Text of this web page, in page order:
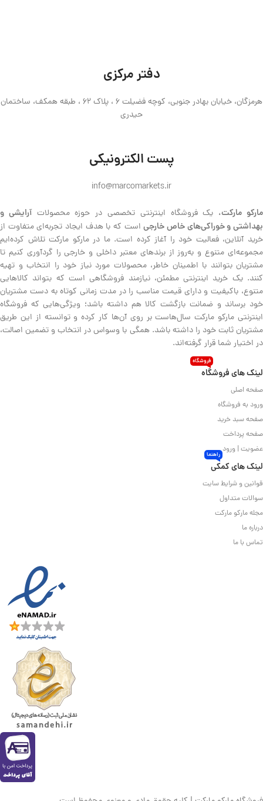
دفتر مرکزی
هرمزگان، خیابان بهادر جنوبی، کوچه فضیلت 6 ، پلاک 62 ، طبقه همکف، ساختمان
حیدری
پست الکترونیکی
info@marcomarkets.ir
مارکو مارکت، یک فروشگاه اینترنتی تخصصی در حوزه محصولاتآرایشی و
بهداشتی و خوراکی‌های خاص خارجیاست که با هدف ایجاد تجربه‌ای متفاوت از
خرید آنلاین، فعالیت خود را آغاز کرده است. ما در مارکو مارکت تلاش کرده‌ایم
مجموعه‌ای متنوع و به‌روز از برندهای معتبر داخلی و خارجی را گردآوری کنیم تا
مشتریان بتوانند با اطمینان خاطر، محصولات مورد نیاز خود را انتخاب و تهیه
کنند. یک خرید اینترنتی مطمئن، نیازمند فروشگاهی است که بتواند کالاهایی
متنوع، باکیفیت و دارای قیمت مناسب را در مدت زمانی کوتاه به دست مشتریان
خود برساند و ضمانت بازگشت کالا هم داشته باشد؛ ویژگی‌هایی که فروشگاه
اینترنتی مارکو مارکت سال‌هاست بر روی آن‌ها کار کرده و توانسته از این طریق
مشتریان ثابت خود را داشته باشد. همگی با وسواس در انتخاب و تضمین اصالت،
در اختیار شما قرار گرفته‌اند.
لینک های فروشگاه
فروشگاه
صفحه اصلی
ورود به فروشگاه
صفحه سبد خرید
صفحه پرداخت
عضویت | ورود
لینک های کمکی
راهنما
قوانین و شرایط سایت
سوالات متداول
مجله مارکو مارکت
درباره ما
تماس با ما